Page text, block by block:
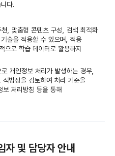
다.
, 맞춤형 콘텐츠 구성, 검색 최적화
술을 적용할 수 있으며, 적용
으로 학습 데이터로 활용하지
개인정보 처리가 발생하는 경우,
법성을 검토하여 처리 기준을
처리방침 등을 통해
자 및 담당자 안내